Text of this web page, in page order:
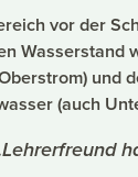
vor der
Wasserstand
und
(auch